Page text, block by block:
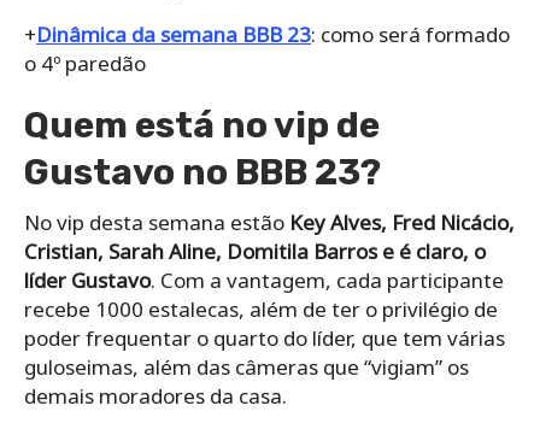
+Dinâmica da semana BBB 23: como será formado
o 4º paredão
Quem está no vip de
Gustavo no BBB 23?
No vip desta semana estão Key Alves, Fred Nicácio,
Cristian, Sarah Aline, Domitila Barros e é claro, o
líder Gustavo. Com a vantagem, cada participante
recebe 1000 estalecas, além de ter o privilégio de
poder frequentar o quarto do líder, que tem várias
guloseimas, além das câmeras que “vigiam” os
demais moradores da casa.